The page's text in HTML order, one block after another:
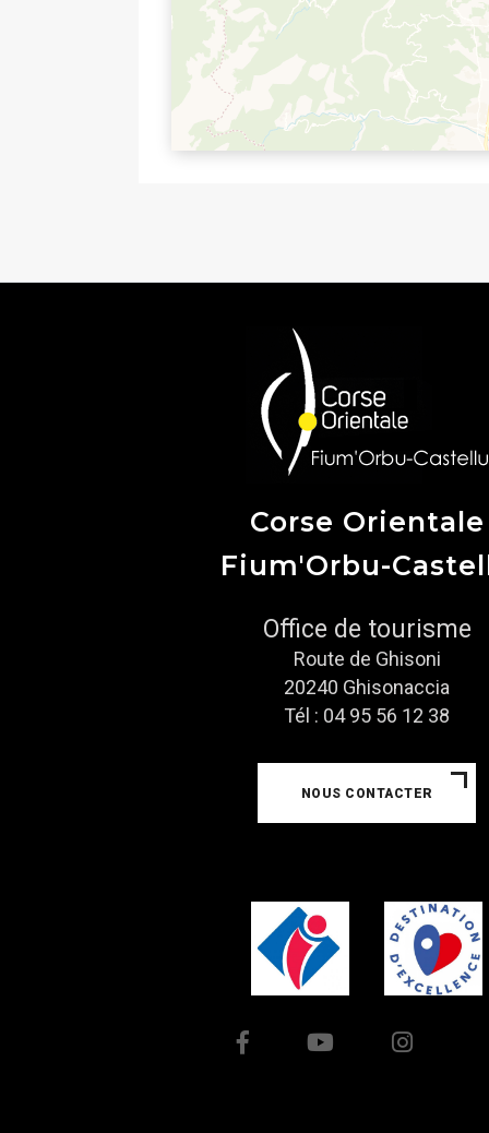
Corse Orientale
Fium'Orbu-
Office de tourisme
Route de Ghisoni
20240 Ghisonaccia
Tél : 04 95 56 12 38
NOUS CONTACTER